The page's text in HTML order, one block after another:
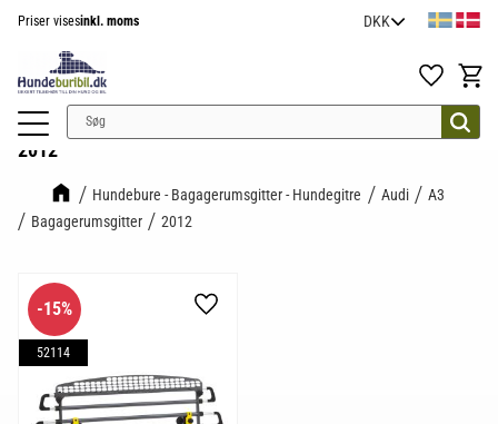
Priser visesinkl. moms
Favoritter
2012
Hundebure - Bagagerumsgitter - Hundegitre Audi
A3
Bagagerumsgitter
2012
15%
52114
Gem som favorit